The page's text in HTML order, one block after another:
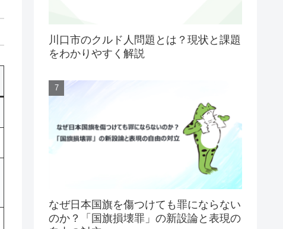
川口市のクルド人問題とは？現状と課題
をわかりやすく解説
なぜ日本国旗を傷つけても罪にならない
のか？「国旗損壊罪」の新設論と表現の